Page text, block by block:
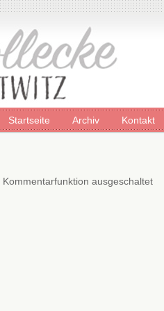
Startseite Archiv Kontakt
Kommentarfunktion ausgeschaltet